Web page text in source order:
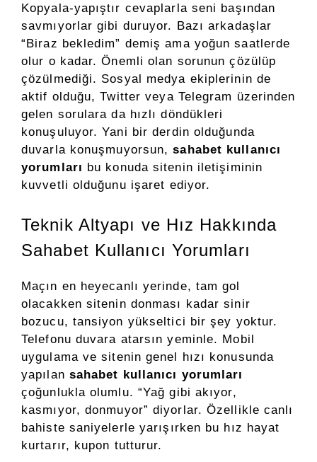
Kopyala-yapıştır cevaplarla seni başından
savmıyorlar gibi duruyor. Bazı arkadaşlar
“Biraz bekledim” demiş ama yoğun saatlerde
olur o kadar. Önemli olan sorunun çözülüp
çözülmediği. Sosyal medya ekiplerinin de
aktif olduğu, Twitter veya Telegram üzerinden
gelen sorulara da hızlı döndükleri
konuşuluyor. Yani bir derdin olduğunda
duvarla konuşmuyorsun,sahabet kullanıcı
yorumları bu konuda sitenin iletişiminin
kuvvetli olduğunu işaret ediyor.
Teknik Altyapı ve Hız Hakkında
Sahabet Kullanıcı Yorumları
Maçın en heyecanlı yerinde, tam gol
olacakken sitenin donması kadar sinir
bozucu, tansiyon yükseltici bir şey yoktur.
Telefonu duvara atarsın yeminle. Mobil
uygulama ve sitenin genel hızı konusunda
yapılan sahabet kullanıcı yorumları
çoğunlukla olumlu. “Yağ gibi akıyor,
kasmıyor, donmuyor” diyorlar. Özellikle canlı
bahiste saniyelerle yarışırken bu hız hayat
kurtarır, kupon tutturur.